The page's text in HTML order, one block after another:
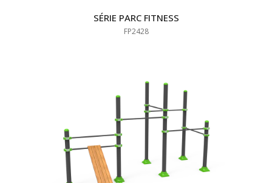
SÉRIE PARC FITNESS
FP2428